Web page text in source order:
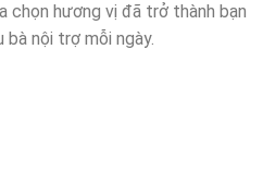
chọn hương vị đã trở thành bạn
bà nội trợ mỗi ngày.